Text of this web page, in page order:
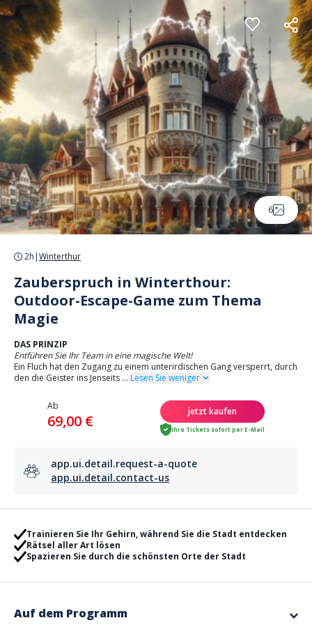
Cookie-Einstellungen
6
2h |Winterthur
Zauberspruch in Winterthour:
Outdoor-Escape-Game zum Thema
Magie
DAS PRINZIP
Entführen Sie Ihr Team in eine magische Welt!
Ein Fluch hat den Zugang zu einem unterirdischen Gang versperrt, durch
den die Geister ins Jenseits ... Lesen Sie weniger
Ab
69,00 €
jetzt kaufen
Ihre Tickets sofort per E-Mail
app.ui.detail.request-a-quote
app.ui.detail.contact-us
Trainieren Sie Ihr Gehirn, während Sie die Stadt entdecken
Rätsel aller Art lösen
Spazieren Sie durch die schönsten Orte der Stadt
Auf dem Programm